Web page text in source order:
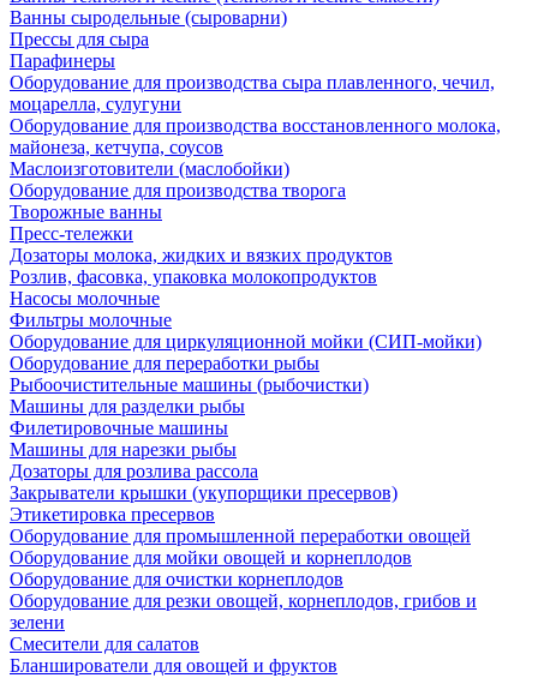
Ванны сыродельные (сыроварни)
Прессы для сыра
Парафинеры
Оборудование для производства сыра плавленного, чечил,
моцарелла, сулугуни
Оборудование для производства восстановленного молока,
майонеза, кетчупа, соусов
Маслоизготовители (маслобойки)
Оборудование для производства творога
Творожные ванны
Пресс-тележки
Дозаторы молока, жидких и вязких продуктов
Розлив, фасовка, упаковка молокопродуктов
Насосы молочные
Фильтры молочные
Оборудование для циркуляционной мойки (СИП-мойки)
Оборудование для переработки рыбы
Рыбоочистительные машины (рыбочистки)
Машины для разделки рыбы
Филетировочные машины
Машины для нарезки рыбы
Дозаторы для розлива рассола
Закрыватели крышки (укупорщики пресервов)
Этикетировка пресервов
Оборудование для промышленной переработки овощей
Оборудование для мойки овощей и корнеплодов
Оборудование для очистки корнеплодов
Оборудование для резки овощей, корнеплодов, грибов и
зелени
Смесители для салатов
Бланширователи для овощей и фруктов